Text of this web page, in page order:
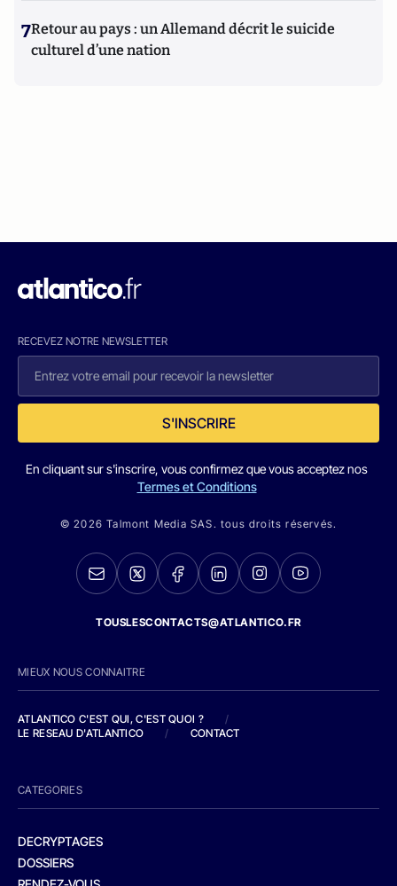
7Retour au pays : un Allemand décrit le suicide
culturel d’une nation
RECEVEZ NOTRE NEWSLETTER
S'INSCRIRE
En cliquant sur s'inscrire, vous confirmez que vous acceptez nos
Termes et Conditions
© 2026 Talmont Media SAS. tous droits réservés.
TOUSLESCONTACTS@ATLANTICO.FR
MIEUX NOUS CONNAITRE
ATLANTICO C'EST QUI, C'EST QUOI ?
/
LE RESEAU D'ATLANTICO
/ CONTACT
CATEGORIES
DECRYPTAGES
DOSSIERS